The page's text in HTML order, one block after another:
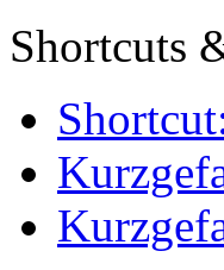
Shortcuts